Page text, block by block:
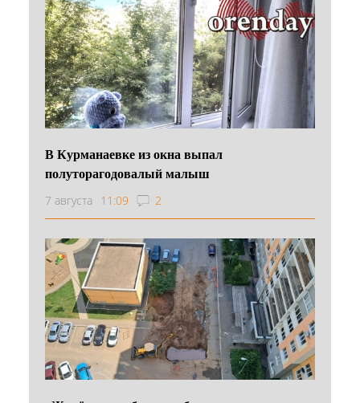
В Курманаевке из окна выпал
полуторагодовалый малыш
7 августа 11:09 2